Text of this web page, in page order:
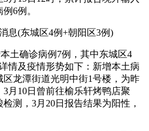
6例。
息(东城区4例+朝阳区3例)
土确诊病例7例，其中东城区4
情及疫情形势如下：新增本土病
龙潭街道光明中街1号楼，为昨
月10日曾前往榆乐轩烤鸭店聚
测，3月20日报告结果为阳性，